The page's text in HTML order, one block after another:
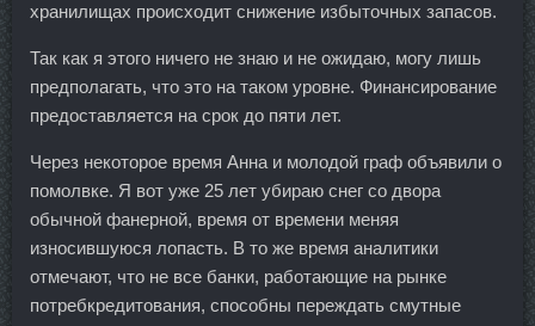
хранилищах происходит снижение избыточных запасов.
Так как я этого ничего не знаю и не ожидаю, могу лишь
предполагать, что это на таком уровне. Финансирование
предоставляется на срок до пяти лет.
Через некоторое время Анна и молодой граф объявили о
помолвке. Я вот уже 25 лет убираю снег со двора
обычной фанерной, время от времени меняя
износившуюся лопасть. В то же время аналитики
отмечают, что не все банки, работающие на рынке
потребкредитования, способны переждать смутные